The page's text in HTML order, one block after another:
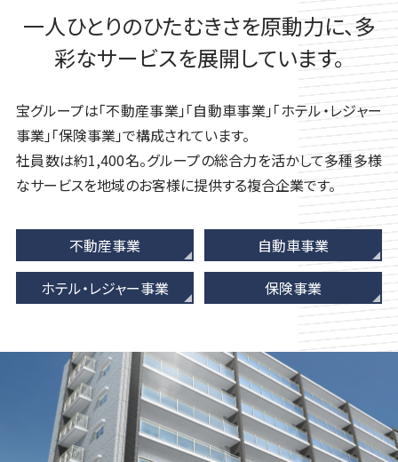
一人ひとりのひたむきさを原動力に、多
彩なサービスを展開しています。
宝グループは「不動産事業」「自動車事業」「ホテル・レジャー
事業」「保険事業」で構成されています。
社員数は約1,400名。グループの総合力を活かして多種多様
なサービスを地域のお客様に提供する複合企業です。
不動産事業
自動車事業
ホテル・レジャー事業
保険事業